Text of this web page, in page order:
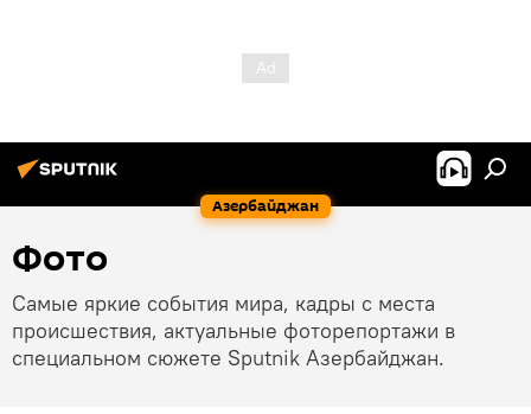
Азербайджан
Фото
Самые яркие события мира, кадры с места
происшествия, актуальные фоторепортажи в
специальном сюжете Sputnik Азербайджан.